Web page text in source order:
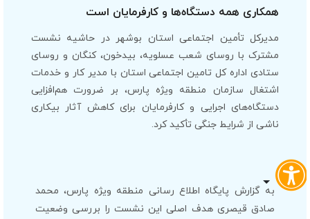
همکاری همه دستگاه‌ها و کارفرمایان است
مدیرکل تأمین اجتماعی استان بوشهر در حاشیه نشست
مشترک با روسای شعب عسلویه، بیدخون، کنگان و روسای
ستادی اداره کل تامین اجتماعی استان با مدیر کار و خدمات
اشتغال سازمان منطقه ویژه پارس، بر ضرورت هم‌افزایی
دستگاه‌های اجرایی و کارفرمایان برای کاهش آثار بیکاری
ناشی از شرایط جنگی تأکید کرد.
به گزارش پایگاه اطلاع رسانی منطقه ویژه پارس، محمد
صادق قیصری هدف اصلی این نشست را بررسی وضعیت